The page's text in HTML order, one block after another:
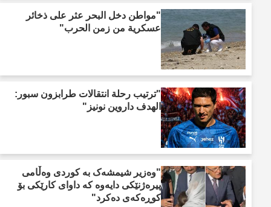
"مواطن دخل البحر عثر على ذخائر
عسكرية من زمن الحرب"
"ترتيب رحلة انتقالات طرابزون سبور:
الهدف داروين نونيز"
"وەزیر شیمشەک بە کوردی وەڵامی
پیرەژنێکی دایەوە کە داوای کارێکی بۆ
کوڕەکەی دەکرد"